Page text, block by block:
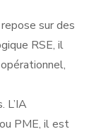
sur des
RSE, il
L’IA
PME, il est